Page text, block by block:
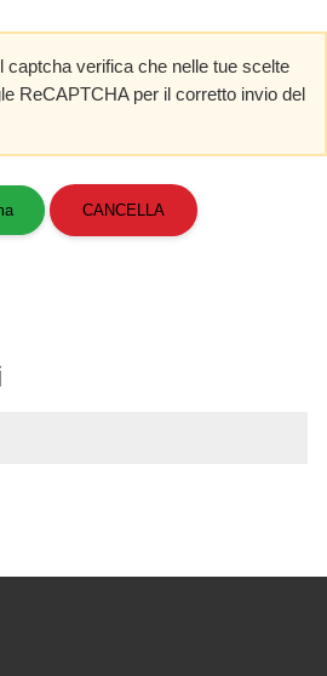
captcha verifica che nelle tue scelte
ReCAPTCHA per il corretto invio del